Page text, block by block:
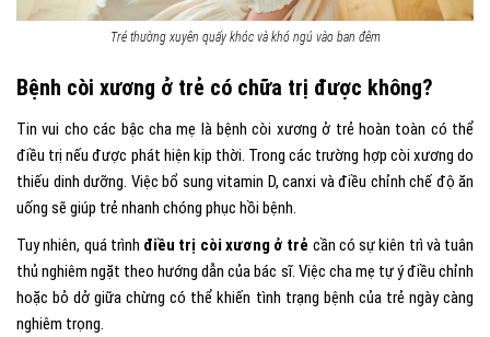
Trẻ thường xuyên quấy khóc và khó ngủ vào ban đêm
Bệnh còi xương ở trẻ có chữa trị được không?
Tin vui cho các bậc cha mẹ là bệnh còi xương ở trẻ hoàn toàn có thể
điều trị nếu được phát hiện kịp thời. Trong các trường hợp còi xương do
thiếu dinh dưỡng. Việc bổ sung vitamin D, canxi và điều chỉnh chế độ ăn
uống sẽ giúp trẻ nhanh chóng phục hồi bệnh.
Tuy nhiên, quá trình điều trị còi xương ở trẻ cần có sự kiên trì và tuân
thủ nghiêm ngặt theo hướng dẫn của bác sĩ. Việc cha mẹ tự ý điều chỉnh
hoặc bỏ dở giữa chừng có thể khiến tình trạng bệnh của trẻ ngày càng
nghiêm trọng.